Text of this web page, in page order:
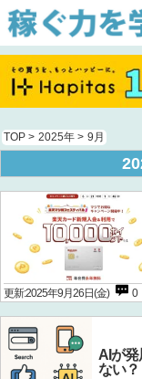
TOP > 2025年 > 9月
更新:2025年9月26日(金) 0
AIが
ない？